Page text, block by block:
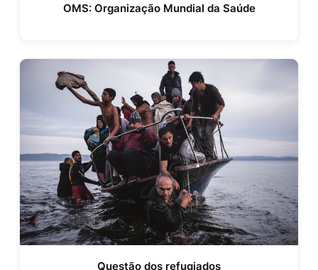
OMS: Organização Mundial da Saúde
Questão dos refugiados